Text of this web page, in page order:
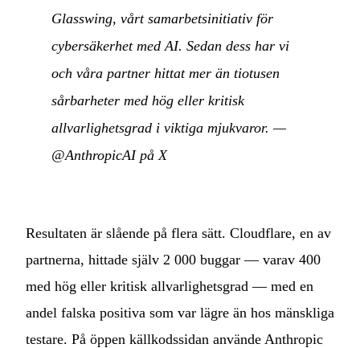
Glasswing, vårt samarbetsinitiativ för
cybersäkerhet med AI. Sedan dess har vi
och våra partner hittat mer än tiotusen
sårbarheter med hög eller kritisk
allvarlighetsgrad i viktiga mjukvaror. —
@AnthropicAI på X
Resultaten är slående på flera sätt. Cloudflare, en av
partnerna, hittade själv 2 000 buggar — varav 400
med hög eller kritisk allvarlighetsgrad — med en
andel falska positiva som var lägre än hos mänskliga
testare. På öppen källkodssidan använde Anthropic